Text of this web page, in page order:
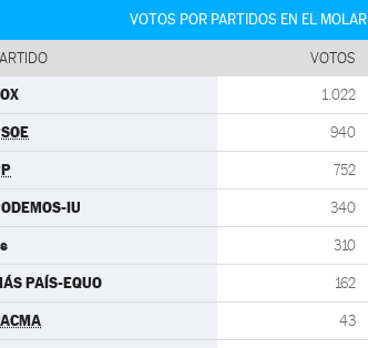
VOTOS POR PARTIDOS EN EL MOLAR
VOTOS
1.022
940
752
IU 340
310
PAÍS-EQUO 162
43